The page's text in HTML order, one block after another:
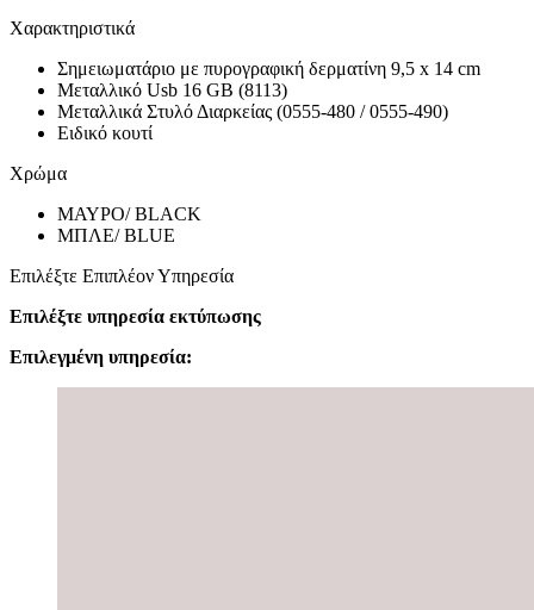
Χαρακτηριστικά
Σημειωματάριο με πυρογραφική δερματίνη 9,5 x 14 cm
Μεταλλικό Usb 16 GB (8113)
Μεταλλικά Στυλό Διαρκείας (0555-480 / 0555-490)
Ειδικό κουτί
Χρώμα
ΜΑΥΡΟ/ BLACK
ΜΠΛΕ/ BLUE
Επιλέξτε Επιπλέον Υπηρεσία
Επιλέξτε υπηρεσία εκτύπωσης
Επιλεγμένη υπηρεσία: